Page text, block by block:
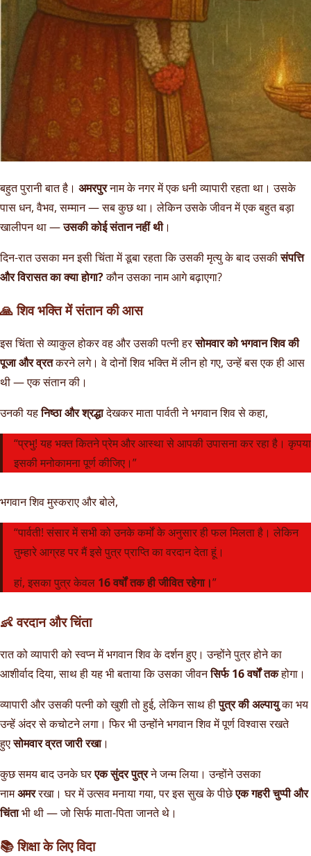
बहुत पुरानी बात है। अमरपुरनाम के नगर में एक धनी व्यापारी रहता था। उसके
पास धन, वैभव, सम्मान — सब कुछ था। लेकिन उसके जीवन में एक बहुत बड़ा
खालीपन था —उसकी कोई संतान नहीं थी।
दिन-रात उसका मन इसी चिंता में डूबा रहता कि उसकी मृत्यु के बाद उसकीसंपत्ति
और विरासत का क्या होगा?कौन उसका नाम आगे बढ़ाएगा?
🙏 शिव भक्ति में संतान की आस
इस चिंता से व्याकुल होकर वह और उसकी पत्नी हरसोमवार को भगवान शिव की
पूजा और व्रतकरने लगे। वे दोनों शिव भक्ति में लीन हो गए, उन्हें बस एक ही आस
थी — एक संतान की।
उनकी यहनिष्ठा और श्रद्धादेखकर माता पार्वती ने भगवान शिव से कहा,
“प्रभु! यह भक्त कितने प्रेम और आस्था से आपकी उपासना कर रहा है। कृपया
इसकी मनोकामना पूर्ण कीजिए।”
भगवान शिव मुस्कराए और बोले,
“पार्वती! संसार में सभी को उनके कर्मों के अनुसार ही फल मिलता है। लेकिन
तुम्हारे आग्रह पर मैं इसे पुत्र प्राप्ति का वरदान देता हूं।
हां, इसका पुत्र केवल 16 वर्षों तक ही जीवित रहेगा।”
👶 वरदान और चिंता
रात को व्यापारी को स्वप्न में भगवान शिव के दर्शन हुए। उन्होंने पुत्र होने का
आशीर्वाद दिया, साथ ही यह भी बताया कि उसका जीवनसिर्फ 16 वर्षों तकहोगा।
व्यापारी और उसकी पत्नी को खुशी तो हुई, लेकिन साथ हीपुत्र की अल्पायुका भय
उन्हें अंदर से कचोटने लगा। फिर भी उन्होंने भगवान शिव में पूर्ण विश्वास रखते
हुएसोमवार व्रत जारी रखा।
कुछ समय बाद उनके घरएक सुंदर पुत्रने जन्म लिया। उन्होंने उसका
नामअमररखा। घर में उत्सव मनाया गया, पर इस सुख के पीछेएक गहरी चुप्पी और
चिंताभी थी — जो सिर्फ माता-पिता जानते थे।
📚 शिक्षा के लिए विदा